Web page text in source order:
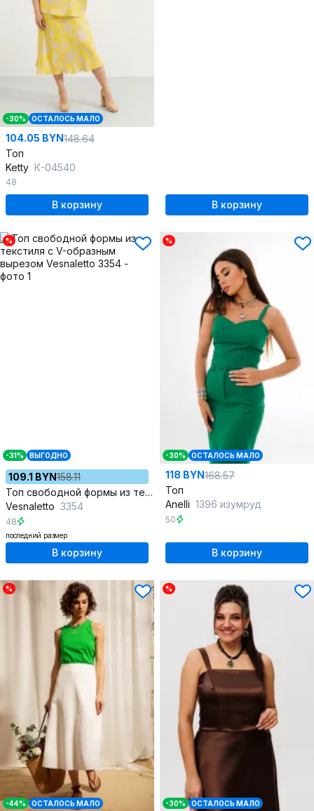
-30% ОСТАЛОСЬ МАЛО
104.05 BYN148.64
Топ
Ketty К-04540
48
В корзину В корзину
%
-31% ВЫГОДНО
109.1 BYN158.11
Топ свободной формы из текстиля с V-образным вырезом
Vesnaletto 3354
48
последний размер
В корзину
%
-30% ОСТАЛОСЬ МАЛО
118 BYN168.57
Топ
Anelli 1396 изумруд
50
В корзину
%
-44% ОСТАЛОСЬ МАЛО
%
-30% ОСТАЛОСЬ МАЛО